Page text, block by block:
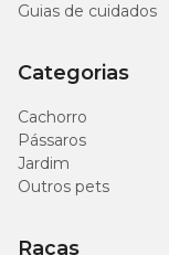
Guias de cuidados
Categorias
Cachorro
Pássaros
Jardim
Outros pets
Raças